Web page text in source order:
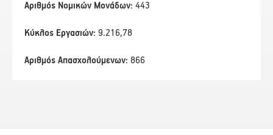
Αριθμός Νομικών Μονάδων: 443
Κύκλος Εργασιών: 9.216,78
Αριθμός Απασχολούμενων: 866